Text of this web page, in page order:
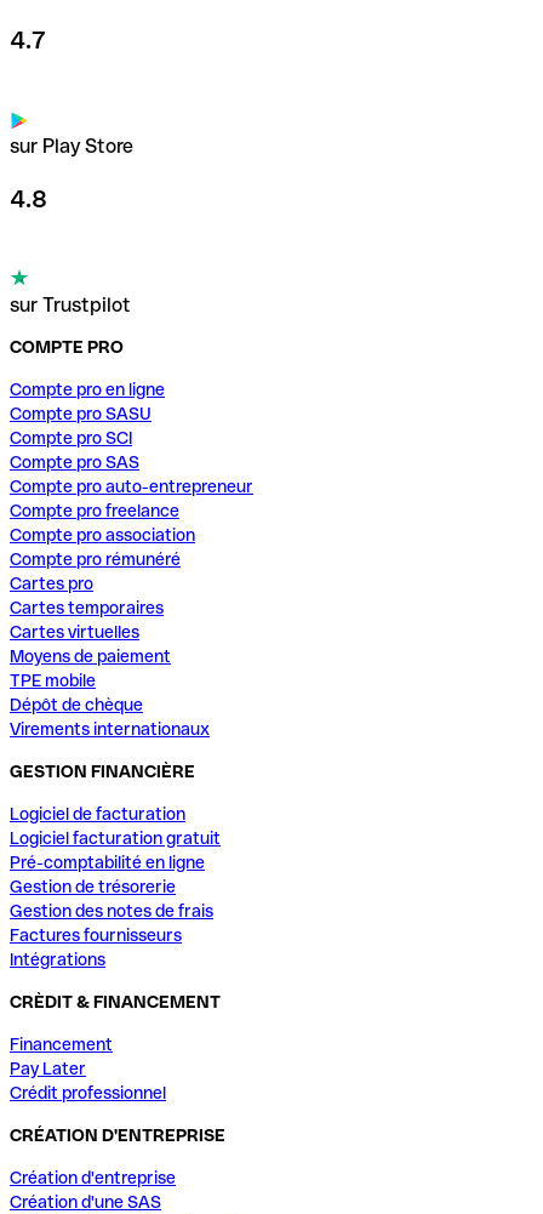
4.7
sur Play Store
4.8
sur Trustpilot
COMPTE PRO
Compte pro en ligne
Compte pro SASU
Compte pro SCI
Compte pro SAS
Compte pro auto-entrepreneur
Compte pro freelance
Compte pro association
Compte pro rémunéré
Cartes pro
Cartes temporaires
Cartes virtuelles
Moyens de paiement
TPE mobile
Dépôt de chèque
Virements internationaux
GESTION FINANCIÈRE
Logiciel de facturation
Logiciel facturation gratuit
Pré-comptabilité en ligne
Gestion de trésorerie
Gestion des notes de frais
Factures fournisseurs
Intégrations
CRÈDIT & FINANCEMENT
Financement
Pay Later
Crédit professionnel
CRÉATION D'ENTREPRISE
Création d'entreprise
Création d'une SAS